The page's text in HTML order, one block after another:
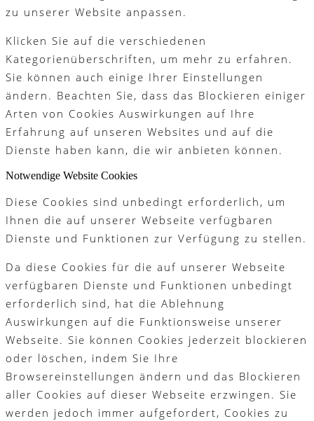
zu unserer Website anpassen.
Klicken Sie auf die verschiedenen
Kategorienüberschriften, um mehr zu erfahren.
Sie können auch einige Ihrer Einstellungen
ändern. Beachten Sie, dass das Blockieren einiger
Arten von Cookies Auswirkungen auf Ihre
Erfahrung auf unseren Websites und auf die
Dienste haben kann, die wir anbieten können.
Notwendige Website Cookies
Diese Cookies sind unbedingt erforderlich, um
Ihnen die auf unserer Webseite verfügbaren
Dienste und Funktionen zur Verfügung zu stellen.
Da diese Cookies für die auf unserer Webseite
verfügbaren Dienste und Funktionen unbedingt
erforderlich sind, hat die Ablehnung
Auswirkungen auf die Funktionsweise unserer
Webseite. Sie können Cookies jederzeit blockieren
oder löschen, indem Sie Ihre
Browsereinstellungen ändern und das Blockieren
aller Cookies auf dieser Webseite erzwingen. Sie
werden jedoch immer aufgefordert, Cookies zu